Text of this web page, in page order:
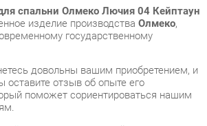
довольны вашим приобретением, и
отзыв об опыте его
поможет сориентироваться нашим
получить развёрнутую
видеообзор продукции вы можете по
и через мессенджеры